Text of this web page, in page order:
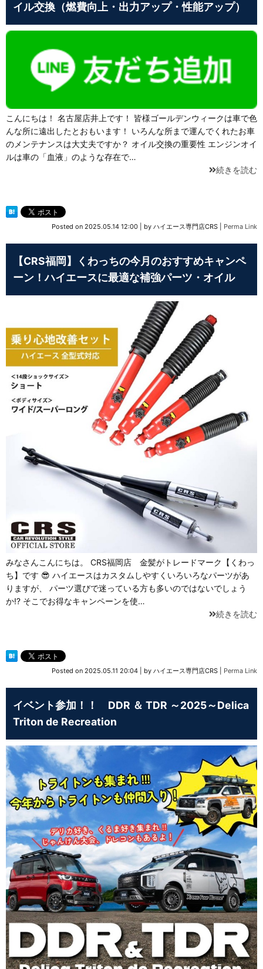
イル交換（燃費向上・出力アップ・性能アップ）
こんにちは！ 名古屋店井上です！ 皆様ゴールデンウィークは車で色
んな所に遠出したとおもいます！ いろんな所まで運んでくれたお車
のメンテナンスは大丈夫ですか？ オイル交換の重要性 エンジンオイ
ルは車の「血液」のような存在で…
続きを読む
Posted on 2025.05.14 12:00 by ハイエース専門店CRS Perma Link
【CRS福岡】くわっちの今月のおすすめキャンペ
ーン！ハイエースに最適な補強パーツ・オイル
みなさんこんにちは。 CRS福岡店 金髪がトレードマーク【くわっ
ち】です 😎 ハイエースはカスタムしやすくいろいろなパーツがあ
りますが、 パーツ選びで迷っている方も多いのではないでしょう
か⁉ そこでお得なキャンペーンを使…
続きを読む
Posted on 2025.05.11 20:04 by ハイエース専門店CRS Perma Link
イベント参加！！ DDR ＆ TDR ～2025～Delica
Triton de Recreation